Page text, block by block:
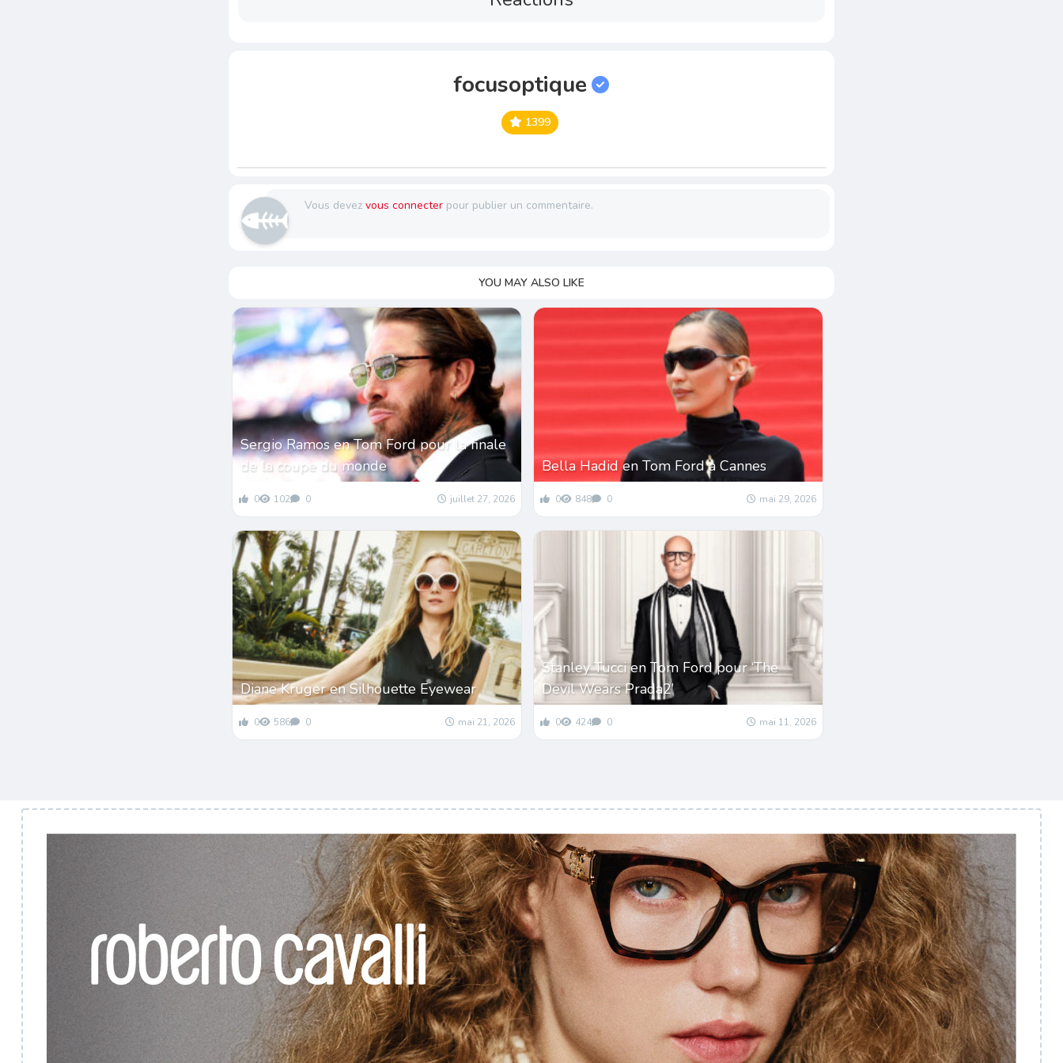
focusoptique
1399
Vous devezvous connecter pour publier un commentaire.
YOU MAY ALSO LIKE
Sergio Ramos en Tom Ford pour la finale
de la coupe du monde
0 102 0 juillet 27, 2026
Bella Hadid en Tom Ford à Cannes
0 848 0 mai 29, 2026
Diane Kruger en Silhouette Eyewear
0 586 0 mai 21, 2026
Stanley Tucci en Tom Ford pour ‘The
Devil Wears Prada2’
0 424 0 mai 11, 2026